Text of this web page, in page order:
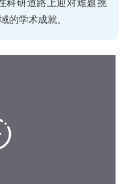
科研道路上迎对难题挑
的学术成就。